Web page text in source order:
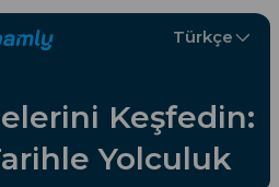
Türkçe
Keşfedin:
Yolculuk